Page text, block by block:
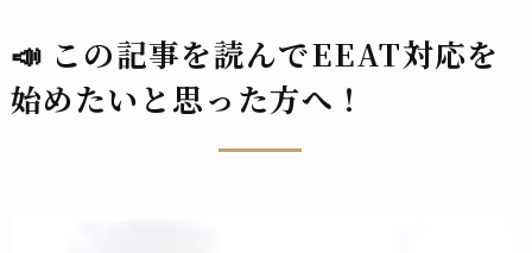
📣 この記事を読んでEEAT対応を
始めたいと思った方へ！